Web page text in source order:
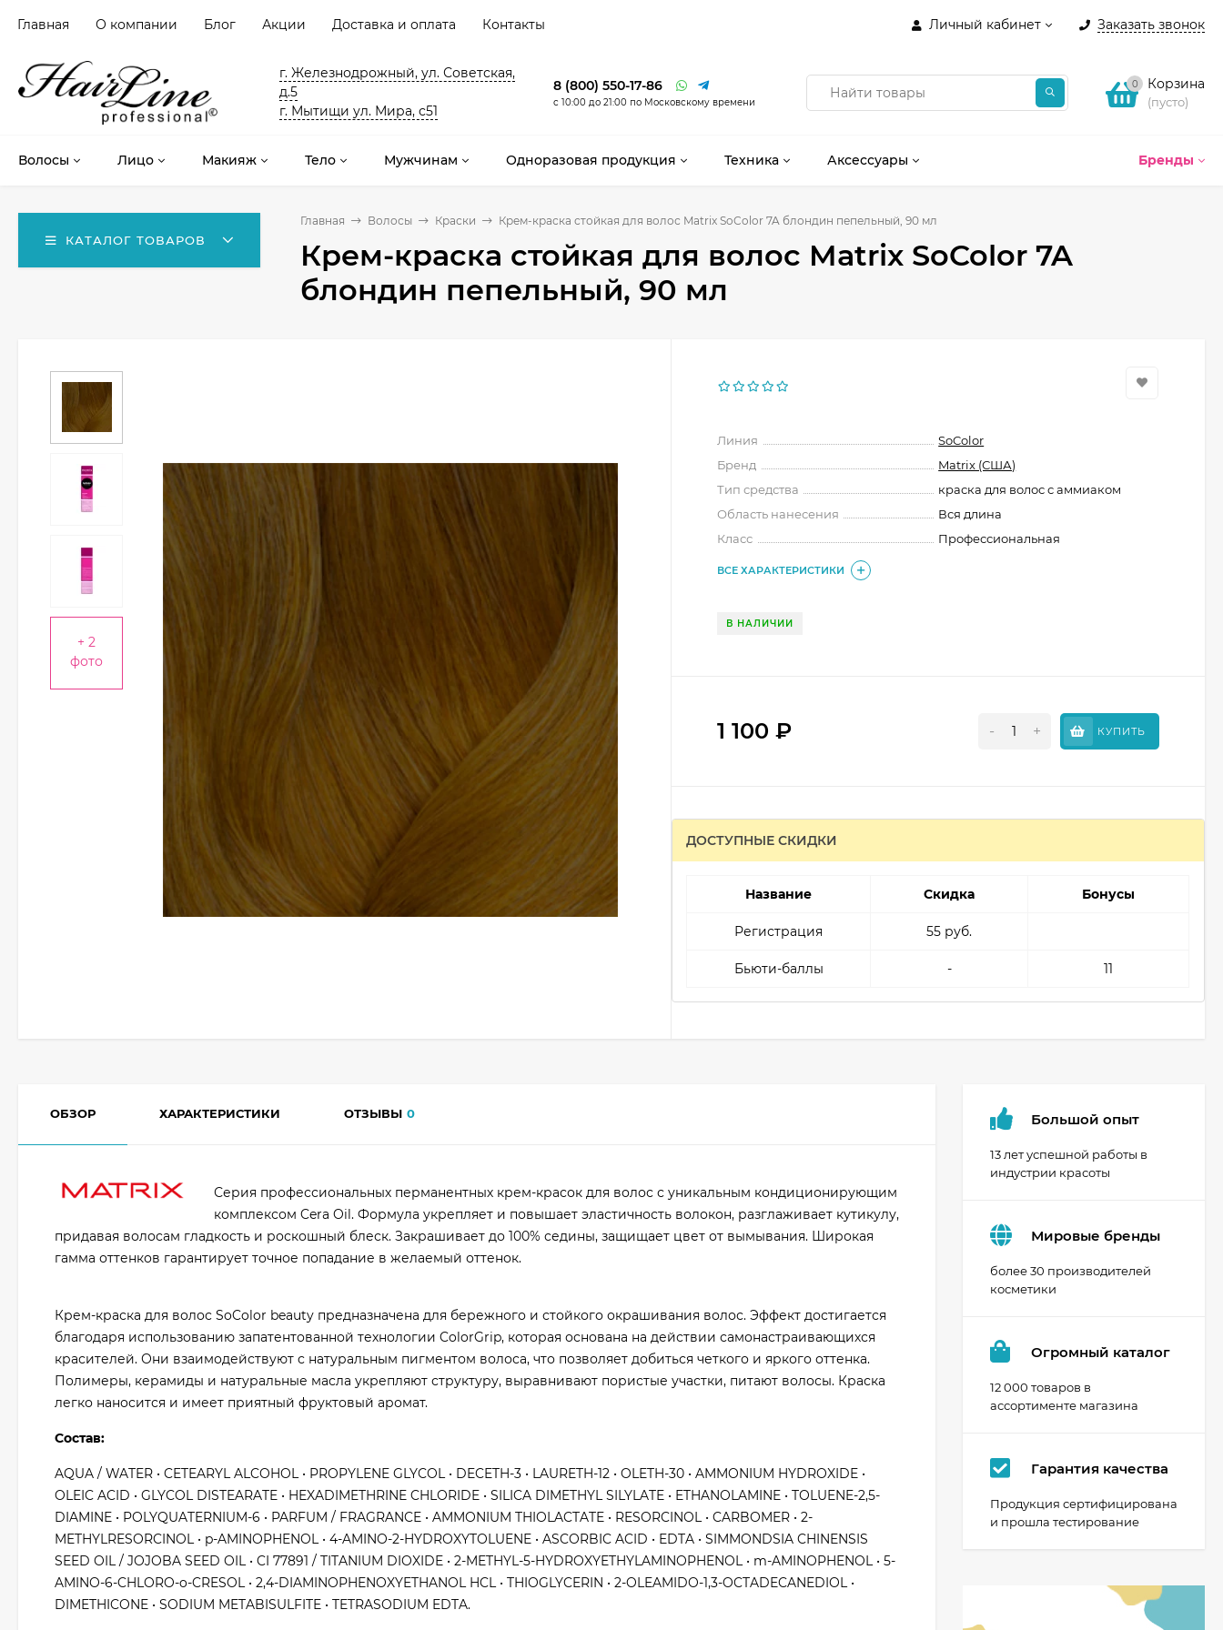
Личный кабинет Заказать звонок
Главная О компании Блог Акции Доставка и оплата Контакты
г. Железнодрожный, ул. Советская,
д.5
г. Мытищи ул. Мира, с51
8 (800) 550-17-86
с 10:00 до 21:00 по Московскому времени
0 Корзина
(пусто)
Бренды
Волосы Лицо Макияж Тело Мужчинам Одноразовая продукция Техника Аксессуары
КАТАЛОГ ТОВАРОВ
Главная Волосы Краски Крем-краска стойкая для волос Matrix SoColor 7A блондин пепельный, 90 мл
Крем-краска стойкая для волос Matrix SoColor 7A
блондин пепельный, 90 мл
+ 2
фото
Линия
SoColor
Бренд
Matrix (США)
Тип средства
краска для волос с аммиаком
Область нанесения
Вся длина
Класс
Профессиональная
ВСЕ ХАРАКТЕРИСТИКИ
В НАЛИЧИИ
1 100₽ - + КУПИТЬ
ДОСТУПНЫЕ СКИДКИ
Название Скидка Бонусы
Регистрация 55 руб.
Бьюти-баллы - 11
ОБЗОР ХАРАКТЕРИСТИКИ ОТЗЫВЫ 0
Серия профессиональных перманентных крем-красок для волос с уникальным кондиционирующим
комплексом Cera Oil. Формула укрепляет и повышает эластичность волокон, разглаживает кутикулу,
придавая волосам гладкость и роскошный блеск. Закрашивает до 100% седины, защищает цвет от вымывания. Широкая
гамма оттенков гарантирует точное попадание в желаемый оттенок.
Крем-краска для волос SoColor beauty предназначена для бережного и стойкого окрашивания волос. Эффект достигается
благодаря использованию запатентованной технологии ColorGrip, которая основана на действии самонастраивающихся
красителей. Они взаимодействуют с натуральным пигментом волоса, что позволяет добиться четкого и яркого оттенка.
Полимеры, керамиды и натуральные масла укрепляют структуру, выравнивают пористые участки, питают волосы. Краска
легко наносится и имеет приятный фруктовый аромат.
Состав:
AQUA / WATER • CETEARYL ALCOHOL • PROPYLENE GLYCOL • DECETH-3 • LAURETH-12 • OLETH-30 • AMMONIUM HYDROXIDE •
OLEIC ACID • GLYCOL DISTEARATE • HEXADIMETHRINE CHLORIDE • SILICA DIMETHYL SILYLATE • ETHANOLAMINE • TOLUENE-2,5-
DIAMINE • POLYQUATERNIUM-6 • PARFUM / FRAGRANCE • AMMONIUM THIOLACTATE • RESORCINOL • CARBOMER • 2-
METHYLRESORCINOL • p-AMINOPHENOL • 4-AMINO-2-HYDROXYTOLUENE • ASCORBIC ACID • EDTA • SIMMONDSIA CHINENSIS
SEED OIL / JOJOBA SEED OIL • CI 77891 / TITANIUM DIOXIDE • 2-METHYL-5-HYDROXYETHYLAMINOPHENOL • m-AMINOPHENOL • 5-
AMINO-6-CHLORO-o-CRESOL • 2,4-DIAMINOPHENOXYETHANOL HCL • THIOGLYCERIN • 2-OLEAMIDO-1,3-OCTADECANEDIOL •
DIMETHICONE • SODIUM METABISULFITE • TETRASODIUM EDTA.
Большой опыт
13 лет успешной работы в
индустрии красоты
Мировые бренды
более 30 производителей
косметики
Огромный каталог
12 000 товаров в
ассортименте магазина
Гарантия качества
Продукция сертифицирована
и прошла тестирование